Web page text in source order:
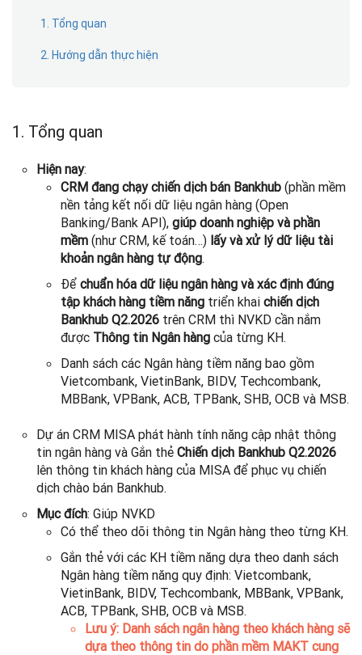
1. Tổng quan
2. Hướng dẫn thực hiện
1. Tổng quan
Hiện nay:
CRM đang chạy chiến dịch bán Bankhub (phần mềm
nền tảng kết nối dữ liệu ngân hàng (Open
Banking/Bank API), giúp doanh nghiệp và phần
mềm (như CRM, kế toán…) lấy và xử lý dữ liệu tài
khoản ngân hàng tự động.
Để chuẩn hóa dữ liệu ngân hàng và xác định đúng
tập khách hàng tiềm năng triển khai chiến dịch
Bankhub Q2.2026 trên CRM thì NVKD cần nắm
được Thông tin Ngân hàng của từng KH.
Danh sách các Ngân hàng tiềm năng bao gồm
Vietcombank, VietinBank, BIDV, Techcombank,
MBBank, VPBank, ACB, TPBank, SHB, OCB và MSB.
Dự án CRM MISA phát hành tính năng cập nhật thông
tin ngân hàng và Gắn thẻ Chiến dịch Bankhub Q2.2026
lên thông tin khách hàng của MISA để phục vụ chiến
dịch chào bán Bankhub.
Mục đích: Giúp NVKD
Có thể theo dõi thông tin Ngân hàng theo từng KH.
Gắn thẻ với các KH tiềm năng dựa theo danh sách
Ngân hàng tiềm năng quy định: Vietcombank,
VietinBank, BIDV, Techcombank, MBBank, VPBank,
ACB, TPBank, SHB, OCB và MSB.
Lưu ý: Danh sách ngân hàng theo khách hàng sẽ
dựa theo thông tin do phần mềm MAKT cung